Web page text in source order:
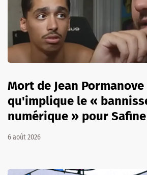
Mort de Jean
qu'implique le «
numérique » pour
6 août 2026